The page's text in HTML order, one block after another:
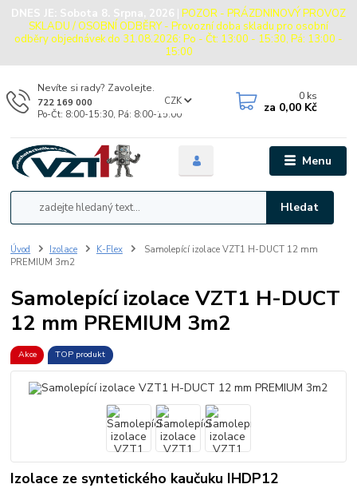
DNES JE: Sobota 8. Srpna, 2026 | POZOR - PRÁZDNINOVÝ PROVOZ
SKLADU / OSOBNÍ ODBĚRY - Provozní doba skladu pro osobní
odběry objednávek do 31.08.2026: Po - Čt: 13:00 - 15:30, Pá: 13:00 -
15:00
Menu
CZK
Hledat
Nevíte si rady? Zavolejte.
722 169 000
Po-Čt: 8:00-15:30, Pá: 8:00-15:00
0 ks
za 0,00 Kč
Úvod Izolace K-Flex
Samolepící izolace VZT1 H-DUCT 12 mm
PREMIUM 3m2
Samolepící izolace VZT1 H-DUCT
12 mm PREMIUM 3m2
Akce TOP produkt
Izolace ze syntetického kaučuku IHDP12